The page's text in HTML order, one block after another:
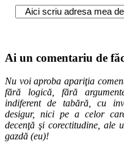
Ai un comentariu de
Nu voi aproba apariţia
fără logică, fără
indiferent de tabără, cu
desigur, nici pe a celor
decenţă şi corectitudine, ale
gazdă (eu)!